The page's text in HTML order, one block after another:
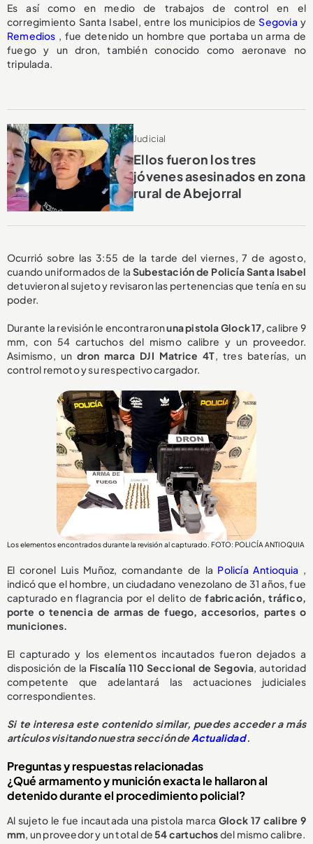
Es así como en medio de trabajos de control en el
corregimiento Santa Isabel, entre los municipios deSegovia y
Remedios , fue detenido un hombre que portaba un arma de
fuego y un dron, también conocido como aeronave no
tripulada.
Judicial
Ellos fueron los tres
jóvenes asesinados en zona
rural de Abejorral
Ocurrió sobre las 3:55 de la tarde del viernes, 7 de agosto,
cuando uniformados de la Subestación de Policía Santa Isabel
detuvieron al sujeto y revisaron las pertenencias que tenía en su
poder.
Durante la revisión le encontraronuna pistola Glock 17, calibre 9
mm, con 54 cartuchos del mismo calibre y un proveedor.
Asimismo, undron marca DJI Matrice 4T , tres baterías, un
control remoto y su respectivo cargador.
Los elementos encontrados durante la revisión al capturado. FOTO: POLICÍA ANTIOQUIA
El coronel Luis Muñoz, comandante de la Policía Antioquia
indicó que el hombre, un ciudadano venezolano de 31 años, fue
capturado en flagrancia por el delito defabricación, tráfico,
porte o tenencia de armas de fuego, accesorios, partes o
municiones.
El capturado y los elementos incautados fueron dejados a
disposición de la Fiscalía 110 Seccional de Segovia , autoridad
competente que adelantará las actuaciones judiciales
correspondientes.
Si te interesa este contenido similar, puedes acceder a más
artículos visitando nuestra sección deActualidad.
Preguntas y respuestas relacionadas
¿Qué armamento y munición exacta le hallaron al
detenido durante el procedimiento policial?
Al sujeto le fue incautada una pistola marca Glock 17 calibre 9
mm , un proveedor y un total de54 cartuchosdel mismo calibre.